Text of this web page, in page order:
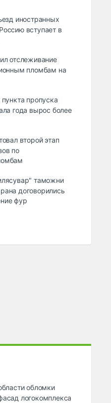
иностранных
вступает в
отслеживание
пломбам на
пункта пропуска
года вырос более
второй этап
по
таможни
договорились
фур
обломки
логокомплекса